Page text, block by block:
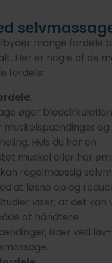
mange fordele
Her er nogle af de
fordele:
:
øger
muskelspændinger og
Hvis du har en
muskel eller har
regelmæssig
at løsne op og
viser, at det
at håndtere
især ved lav-